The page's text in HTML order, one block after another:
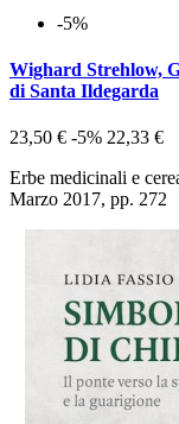
-5%
Wighard Strehlow,
di Santa Ildegarda
23,50 € -5% 22,33 €
Erbe medicinali e
Marzo 2017, pp. 272